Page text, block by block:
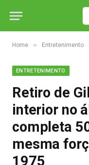
Home » Entretenimento
ENTRETENIMENTO
Retiro de
interior no
completa
mesma
1975